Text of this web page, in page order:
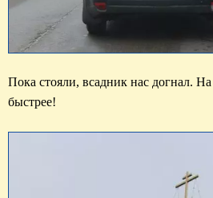
Пока стояли, всадник нас догнал.
быстрее!